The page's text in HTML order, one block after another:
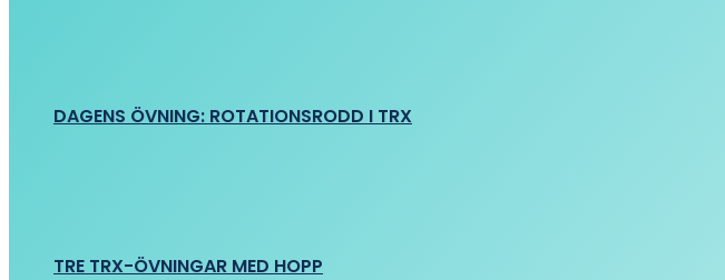
DAGENS ÖVNING: ROTATIONSRODD I TRX
TRE TRX-ÖVNINGAR MED HOPP